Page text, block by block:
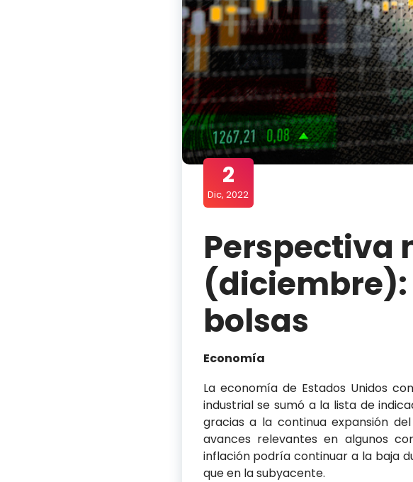
2
Dic, 2022
Perspectiva
(diciembre):
bolsas
Economía
La economía de Estados Unidos
industrial se sumó a la lista de
gracias a la continua expansión
avances relevantes en algunos
inflación podría continuar a la baja
que en la subyacente.